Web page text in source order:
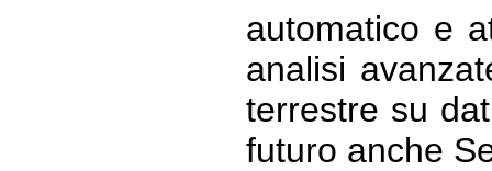
automatico e
analisi
terrestre su
futuro anche